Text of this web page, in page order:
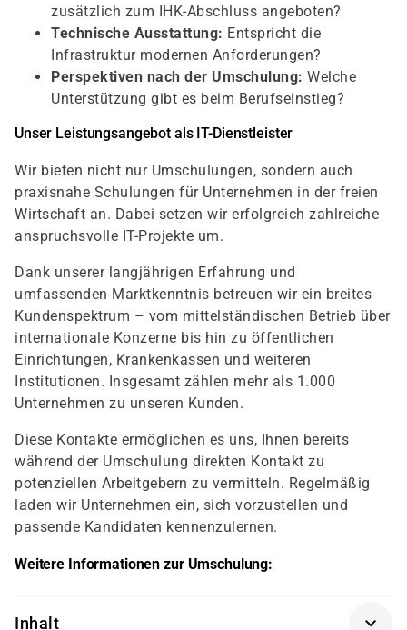
zusätzlich zum IHK-Abschluss angeboten?
Technische Ausstattung: Entspricht die
Infrastruktur modernen Anforderungen?
Perspektiven nach der Umschulung: Welche
Unterstützung gibt es beim Berufseinstieg?
Unser Leistungsangebot als IT-Dienstleister
Wir bieten nicht nur Umschulungen, sondern auch
praxisnahe Schulungen für Unternehmen in der freien
Wirtschaft an. Dabei setzen wir erfolgreich zahlreiche
anspruchsvolle IT-Projekte um.
Dank unserer langjährigen Erfahrung und
umfassenden Marktkenntnis betreuen wir ein breites
Kundenspektrum – vom mittelständischen Betrieb über
internationale Konzerne bis hin zu öffentlichen
Einrichtungen, Krankenkassen und weiteren
Institutionen. Insgesamt zählen mehr als 1.000
Unternehmen zu unseren Kunden.
Diese Kontakte ermöglichen es uns, Ihnen bereits
während der Umschulung direkten Kontakt zu
potenziellen Arbeitgebern zu vermitteln. Regelmäßig
laden wir Unternehmen ein, sich vorzustellen und
passende Kandidaten kennenzulernen.
Weitere Informationen zur Umschulung:
Inhalt